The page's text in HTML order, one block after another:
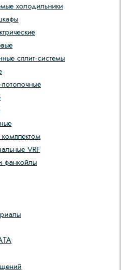
холодильники
сплит-системы
VRF
фанкойлы